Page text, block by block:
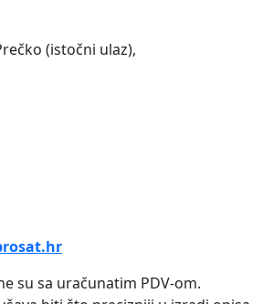
(istočni ulaz),
su sa uračunatim PDV-om.